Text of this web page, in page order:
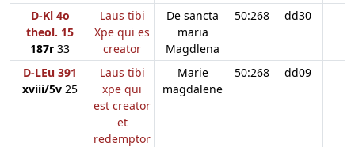
D-Kl 4o
theol. 15
187r 33
Laus tibi
Xpe qui es
creator
De sancta
maria
Magdlena
50:268 dd30
D-LEu 391
xviii/5v 25
Laus tibi
xpe qui
est creator
et
redemptor
Marie
magdalene
50:268 dd09